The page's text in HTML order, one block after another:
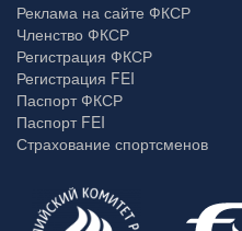
Реклама на сайте ФКСР
Членство ФКСР
Регистрация ФКСР
Регистрация FEI
Паспорт ФКСР
Паспорт FEI
Страхование спортсменов